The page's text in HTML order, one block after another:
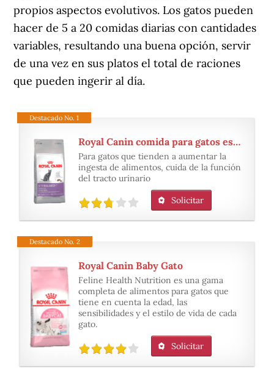
propios aspectos evolutivos. Los gatos pueden
hacer de 5 a 20 comidas diarias con cantidades
variables, resultando una buena opción, servir
de una vez en sus platos el total de raciones
que pueden ingerir al día.
Destacado No. 1
Royal Canin comida para gatos esterelizados
Para gatos que tienden a aumentar la
ingesta de alimentos, cuida de la función
del tracto urinario
Solicitar
Destacado No. 2
Royal Canin Baby Gato
Feline Health Nutrition es una gama
completa de alimentos para gatos que
tiene en cuenta la edad, las
sensibilidades y el estilo de vida de cada
gato.
Solicitar